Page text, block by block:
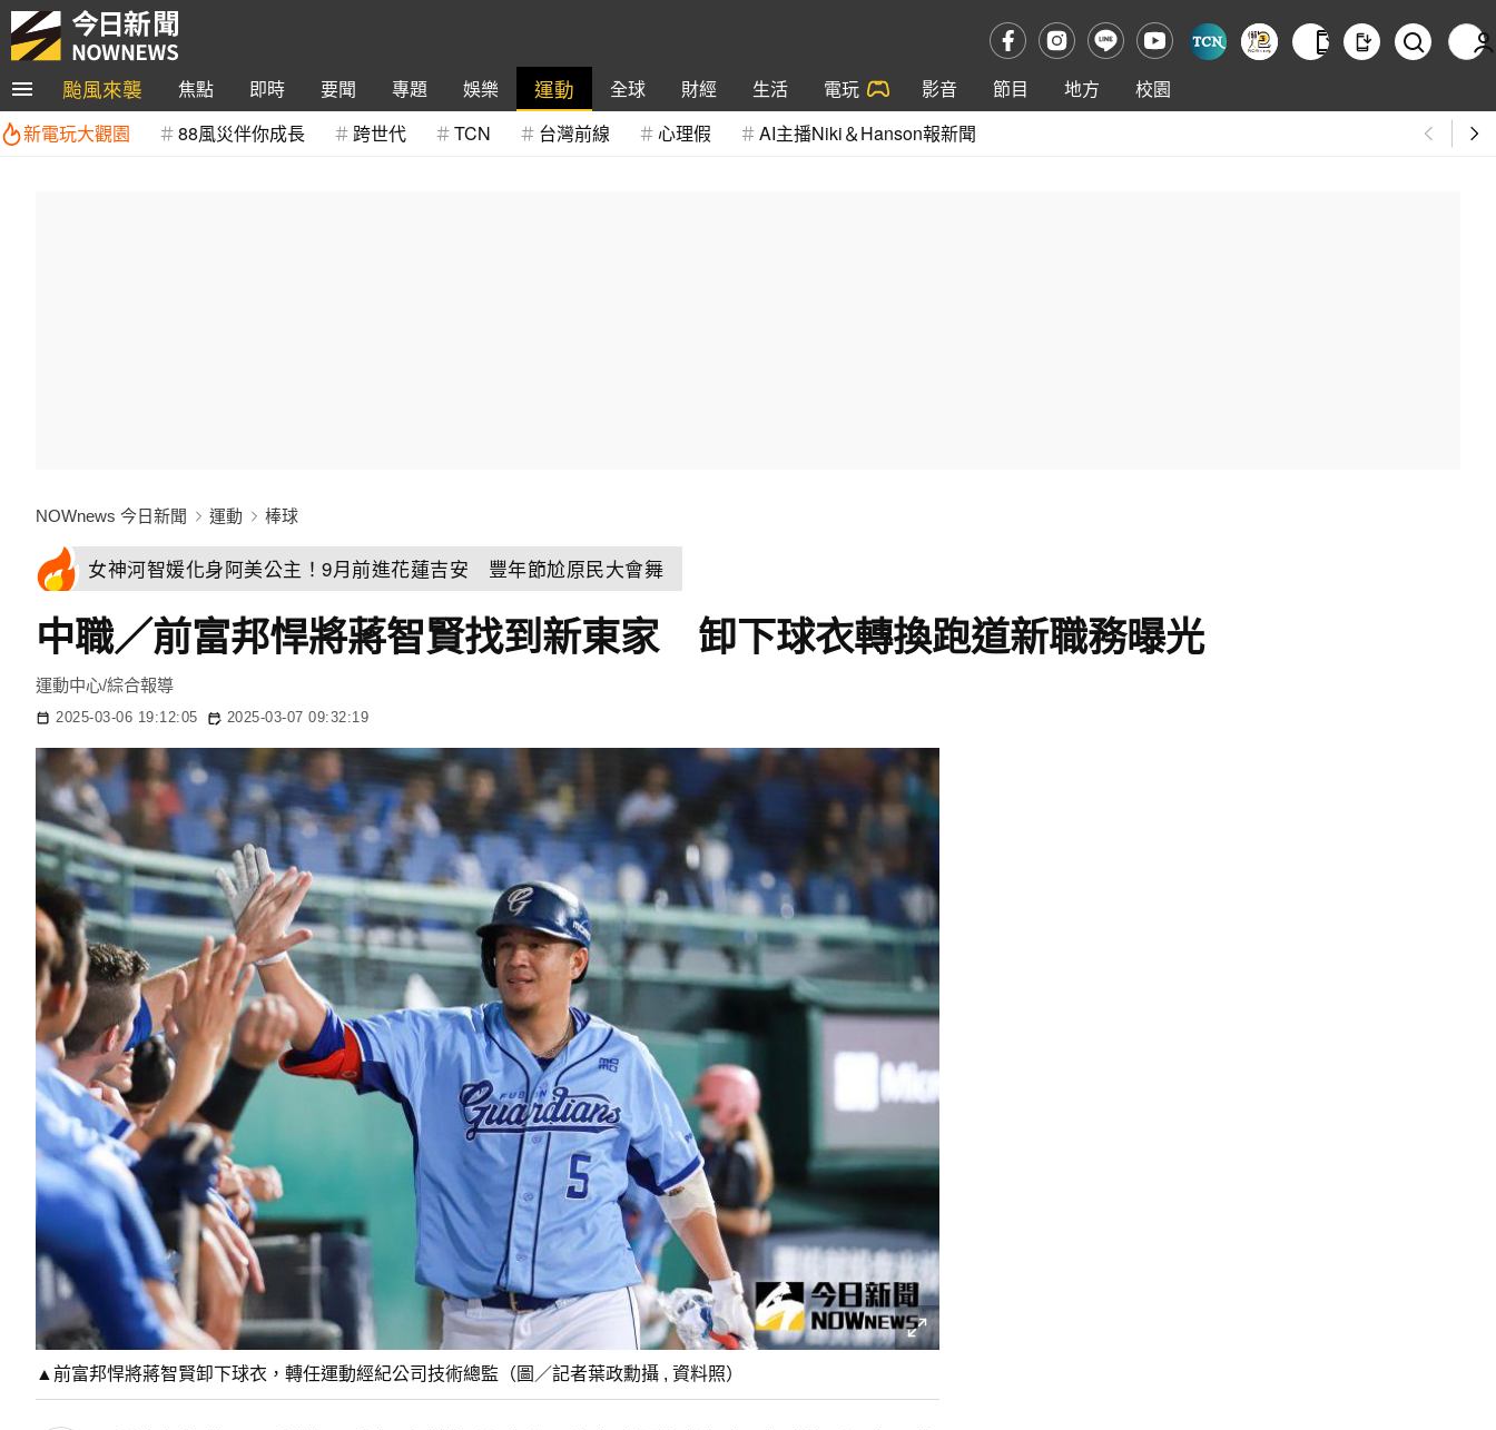
颱風來襲 焦點 即時 要聞 專題 娛樂 運動 全球 財經 生活 電玩 影音 節目 地方
校園
新電玩大觀園
88風災伴你成長 跨世代 TCN 台灣前線 心理假 AI主播Niki＆Hanson報新聞
NOWnews 今日新聞 運動 棒球
女神河智媛化身阿美公主！9月前進花蓮吉安 豐年節尬原民大會舞
中職／前富邦悍將蔣智賢找到新東家 卸下球衣轉換跑道新職務曝光
運動中心/綜合報導
2025-03-06 19:12:05 2025-03-07 09:32:19
▲前富邦悍將蔣智賢卸下球衣，轉任運動經紀公司技術總監（圖／記者葉政勳攝 , 資料照）